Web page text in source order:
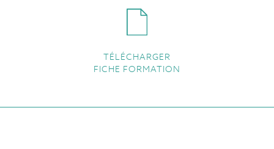
TÉLÉCHARGER
FICHE FORMATION